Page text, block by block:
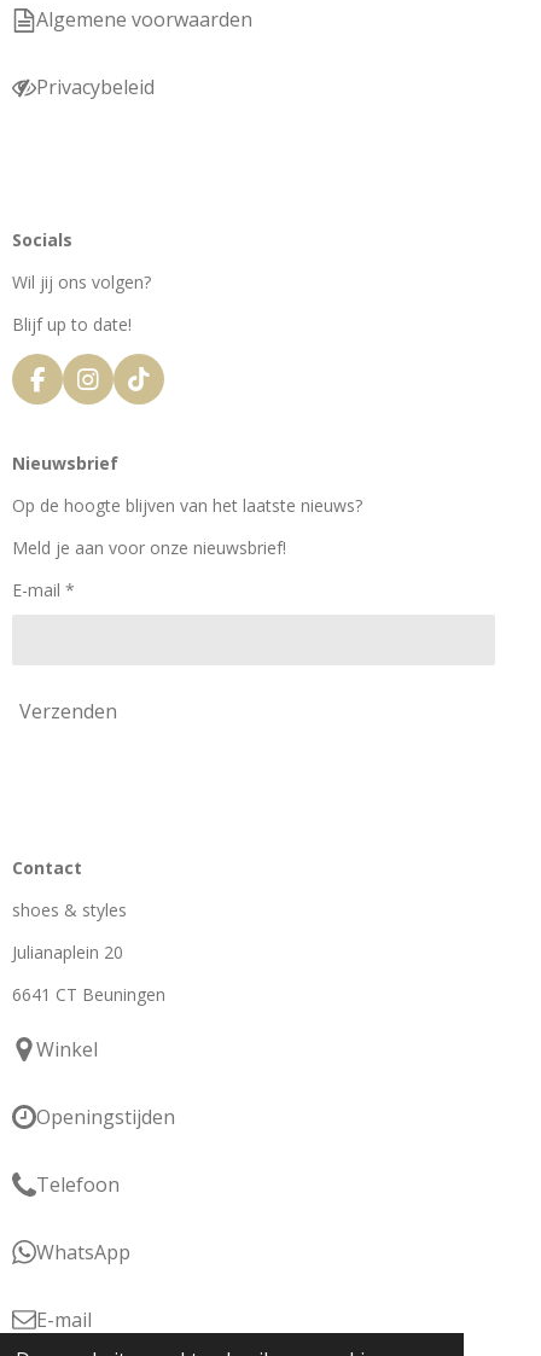
Algemene voorwaarden
Privacybeleid
Socials
Wil jij ons volgen?
Blijf up to date!
F
a
e
o
k
I
n
t
g
a
T
i
k
Nieuwsbrief
Op de hoogte blijven van het laatste nieuws?
Meld je aan voor onze nieuwsbrief!
E-mail *
Verzenden
Contact
shoes & styles
Julianaplein 20
6641 CT Beuningen
Winkel
Openingstijden
Telefoon
WhatsApp
E-mail